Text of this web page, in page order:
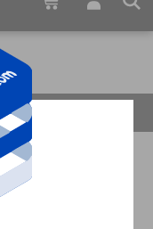
28m: 07s